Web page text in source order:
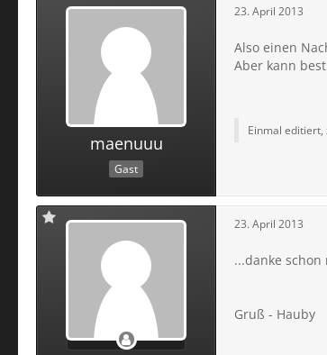
maenuuu
Gast
23. April 2013
Also einen
Aber kann
Einmal editiert,
23. April 2013
...danke
Gruß - Hauby